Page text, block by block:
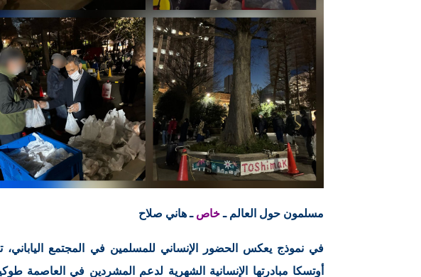
مسلمون حول العالم ـخاص ـ هاني صلاح
في نموذج يعكس الحضور الإنساني للمسلمين في المجتمع
أوتسكا مبادرتها الإنسانية الشهرية لدعم المشردين في العاصمة